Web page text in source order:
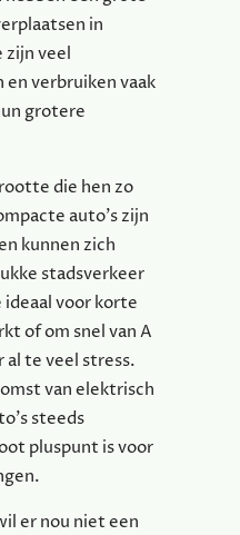
in
zijn veel
verbruiken vaak
grotere
die hen zo
auto’s zijn
kunnen zich
stadsverkeer
voor korte
of om snel van A
al te veel stress.
van elektrisch
steeds
pluspunt is voor
er nou niet een